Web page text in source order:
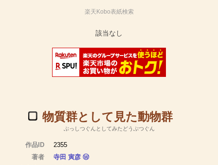
楽天Kobo表紙検索
物質群として見た動物群
ぶっしつぐんとしてみたどうぶつぐん
作品ID
2355
著者
寺田 寅彦 Ⓦ